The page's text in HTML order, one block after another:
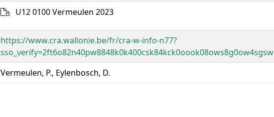
U12 0100 Vermeulen 2023
https://www.cra.wallonie.be/fr/cra-w-info-n77?
sso_verify=2ft6o82n40pw8848k0k400csk84kck0oook08ows8g0ow4sgsw
Vermeulen, P., Eylenbosch, D.